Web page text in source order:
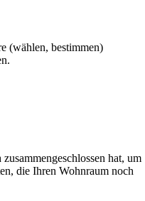
(wählen, bestimmen)
hat, um
die Ihren Wohnraum noch